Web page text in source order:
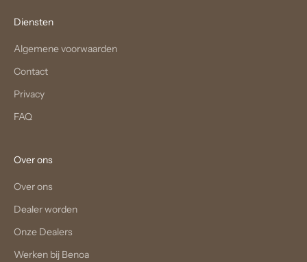
Diensten
Algemene voorwaarden
Contact
Privacy
FAQ
Over ons
Over ons
Dealer worden
Onze Dealers
Werken bij Benoa